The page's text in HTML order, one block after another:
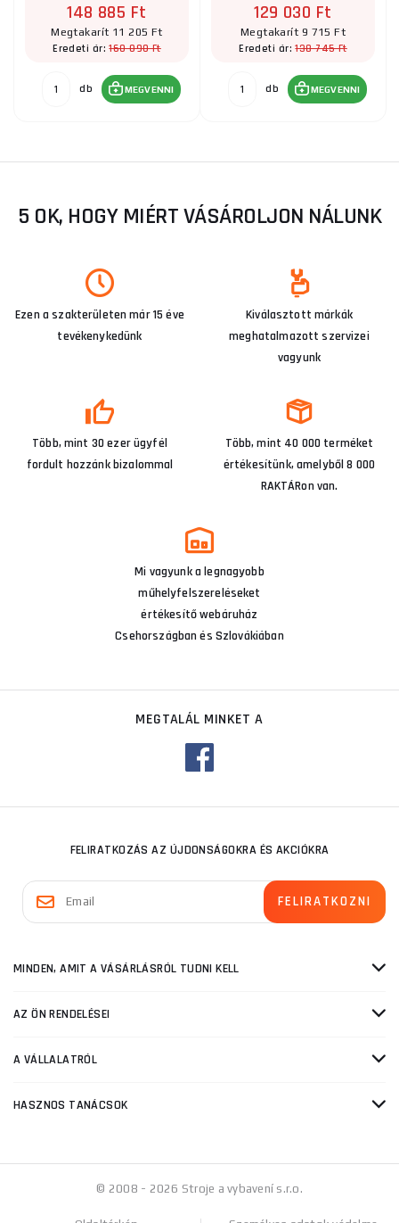
148 885 Ft
Megtakarít 11 205 Ft
Eredeti ár:160 090 Ft
db MEGVENNI
129 030 Ft
Megtakarít 9 715 Ft
Eredeti ár:138 745 Ft
db MEGVENNI
5 OK, HOGY MIÉRT VÁSÁROLJON NÁLUNK
Ezen a szakterületen már 15 éve
tevékenykedünk
Kiválasztott márkák
meghatalmazott szervizei
vagyunk
Több, mint 30 ezer ügyfél
fordult hozzánk bizalommal
Több, mint 40 000 terméket
értékesítünk, amelyből 8 000
RAKTÁRon van.
Mi vagyunk a legnagyobb
műhelyfelszereléseket
értékesítő webáruház
Csehországban és Szlovákiában
MEGTALÁL MINKET A
FELIRATKOZÁS AZ ÚJDONSÁGOKRA ÉS AKCIÓKRA
MINDEN, AMIT A VÁSÁRLÁSRÓL TUDNI KELL
AZ ÖN RENDELÉSEI
A VÁLLALATRÓL
HASZNOS TANÁCSOK
© 2008 - 2026 Stroje a vybavení s.r.o.